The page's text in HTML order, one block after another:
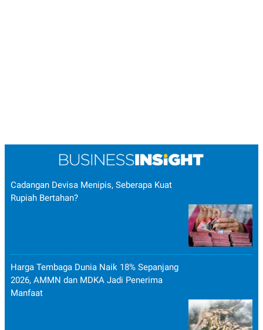
Cadangan Devisa Menipis, Seberapa Kuat
Rupiah Bertahan?
Harga Tembaga Dunia Naik 18% Sepanjang
2026, AMMN dan MDKA Jadi Penerima
Manfaat